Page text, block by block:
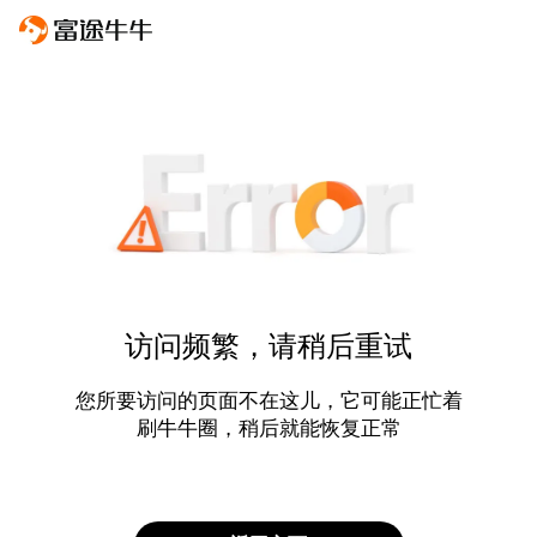
访问频繁，请稍后重试
您所要访问的页面不在这儿，它可能正忙着
刷牛牛圈，稍后就能恢复正常